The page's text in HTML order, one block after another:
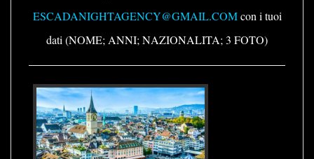
ESCADANIGHTAGENCY@GMAIL.COMcon i tuoi
dati (NOME; ANNI; NAZIONALITA; 3 FOTO)